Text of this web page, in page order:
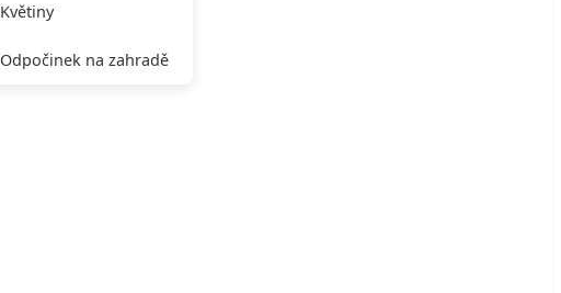
Květiny
Odpočinek na zahradě